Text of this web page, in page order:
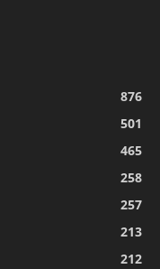
876
501
465
258
257
213
212